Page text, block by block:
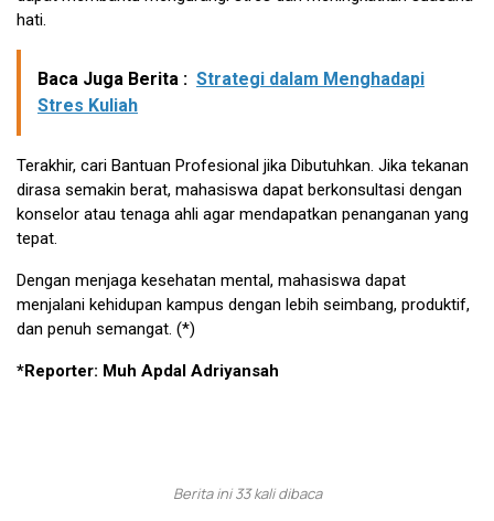
hati.
Baca Juga Berita : Strategi dalam Menghadapi
Stres Kuliah
Terakhir, cari Bantuan Profesional jika Dibutuhkan. Jika tekanan
dirasa semakin berat, mahasiswa dapat berkonsultasi dengan
konselor atau tenaga ahli agar mendapatkan penanganan yang
tepat.
Dengan menjaga kesehatan mental, mahasiswa dapat
menjalani kehidupan kampus dengan lebih seimbang, produktif,
dan penuh semangat. (*)
*Reporter: Muh Apdal Adriyansah
Berita ini 33 kali dibaca